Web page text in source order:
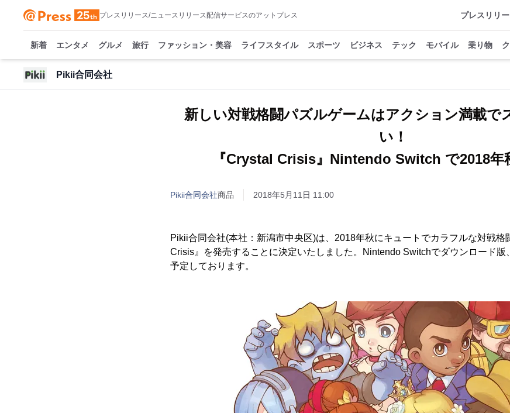
プレスリリース/ニュースリリース配信サービスのアットプレス プレスリリ
新着 エンタメ グルメ 旅行 ファッション・美容 ライフスタイル スポーツ ビジネス テック モバイル 乗り物
Pikii合同会社
新しい対戦格闘パズルゲームはアクション満載で
い！
『Crystal Crisis』Nintendo Switch で2018年
Pikii合同会社商品 2018年5月11日 11:00
Pikii合同会社(本社：新潟市中央区)は、2018年秋にキュートでカラフルな対戦格
Crisis』を発売することに決定いたしました。Nintendo Switchでダウンロード版
予定しております。